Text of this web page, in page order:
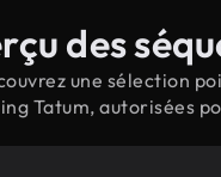
des
une sélection
Tatum, autorisées